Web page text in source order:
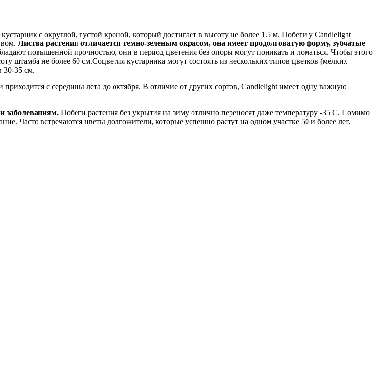
с округлой, густой кроной, который достигает в высоту не более 1.5 м. Побеги у Candlelight
Листва растения отличается темно-зеленым окрасом, она имеет продолговатую форму, зубчатые
повышенной прочностью, они в период цветения без опоры могут поникать и ломаться. Чтобы этого
не более 60 см.Соцветия кустарника могут состоять из нескольких типов цветков (мелких
30-35 см.
с середины лета до октября. В отличие от других сортов, Candlelight имеет одну важную
заболеваниям. Побеги растения без укрытия на зиму отлично переносят даже температуру -35 С. Помимо
Часто встречаются цветы долгожители, которые успешно растут на одном участке 50 и более лет.